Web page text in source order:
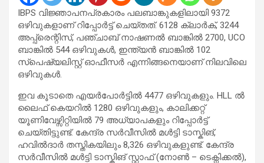
IBPS വിജ്ഞാപനപ്രകാരം പലബാങ്കുകളിലായി 9372
ഒഴിവുകളാണ് റിപ്പോർട്ട് ചെയ്തത്. 6128 ക്ലാർക്, 3244
അപ്പ്രെന്റിസ്, പഞ്ചാബ് നാഷണൽ ബാങ്കിൽ 2700, UCO
ബാങ്കിൽ 544 ഒഴിവുകൾ, ഇന്ത്യൻ ബാങ്കിൽ 102
സ്പെഷ്യലിസ്റ്റ് ഓഫീസർ എന്നിങ്ങനെയാണ് നിലവിലെ
ഒഴിവുകൾ.
ഇവ കൂടാതെ എയർപോർട്ടിൽ 4477 ഒഴിവുകളും. HLL ൽ
ലൈഫ് കെയറിൽ 1280 ഒഴിവുകളും, കാലിക്കറ്റ്
യൂണിവേഴ്സിറ്റിയിൽ 79 അധ്യാപകളും റിപ്പോർട്ട്
ചെയ്തിട്ടുണ്ട്‌. കേന്ദ്ര സർവീസിൽ മൾട്ടി ടാസ്കിങ്,
ഹവിൽദാർ തസ്തികയിലും 8,326 ഒഴിവുകളുണ്ട്. കേന്ദ്ര
സർവീസിൽ മൾട്ടി ടാസ്കിങ് സ്റ്റാഫ് (നോൺ – ടെക്നിക്കൽ),